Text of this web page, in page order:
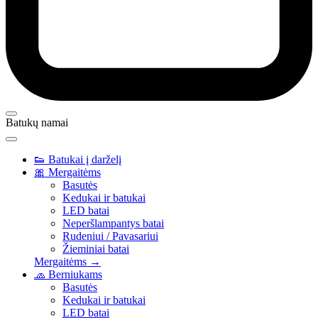
Batukų namai
👟 Batukai į darželį
🎀 Mergaitėms
Basutės
Kedukai ir batukai
LED batai
Neperšlampantys batai
Rudeniui / Pavasariui
Žieminiai batai
Mergaitėms →
🧢 Berniukams
Basutės
Kedukai ir batukai
LED batai